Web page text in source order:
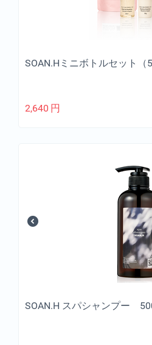
SOAN.Hミニボトルセット（
2,640 円
SOAN.H スパシャンプー